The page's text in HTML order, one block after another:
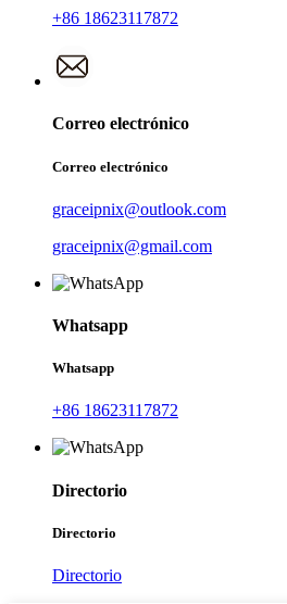
+86 18623117872
Correo electrónico
Correo electrónico
graceipnix@outlook.com
graceipnix@gmail.com
Whatsapp
Whatsapp
+86 18623117872
Directorio
Directorio
Directorio